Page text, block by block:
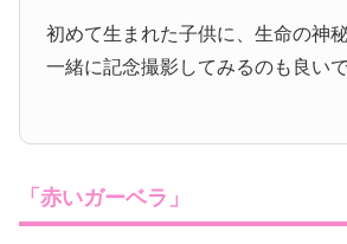
初めて生まれた子供に、生命の神
一緒に記念撮影してみるのも良いで
「赤いガーベラ」